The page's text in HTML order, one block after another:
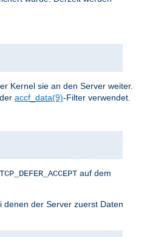
Kernel sie an den Server weiter.
accf_data(9)-Filter verwendet.
TCP_DEFER_ACCEPT auf dem
denen der Server zuerst Daten